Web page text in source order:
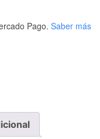
Pago. Saber más